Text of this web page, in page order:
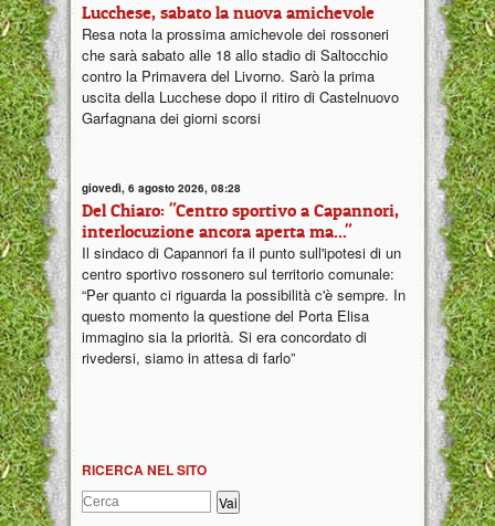
Lucchese, sabato la nuova amichevole
Resa nota la prossima amichevole dei rossoneri
che sarà sabato alle 18 allo stadio di Saltocchio
contro la Primavera del Livorno. Sarò la prima
uscita della Lucchese dopo il ritiro di Castelnuovo
Garfagnana dei giorni scorsi
giovedì, 6 agosto 2026, 08:28
Del Chiaro: "Centro sportivo a Capannori,
interlocuzione ancora aperta ma..."
Il sindaco di Capannori fa il punto sull'ipotesi di un
centro sportivo rossonero sul territorio comunale:
“Per quanto ci riguarda la possibilità c'è sempre. In
questo momento la questione del Porta Elisa
immagino sia la priorità. Si era concordato di
rivedersi, siamo in attesa di farlo”
RICERCA NEL SITO